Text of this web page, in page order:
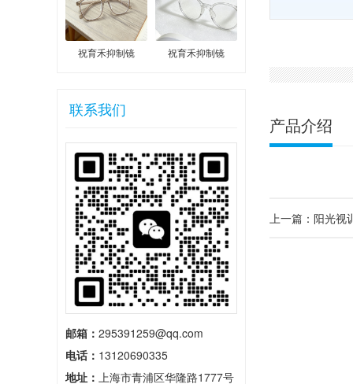
祝育禾抑制镜 祝育禾抑制镜
联系我们
邮箱： 295391259@qq.com
电话： 13120690335
地址： 上海市青浦区华隆路1777号
产品介绍
上一篇：阳光视